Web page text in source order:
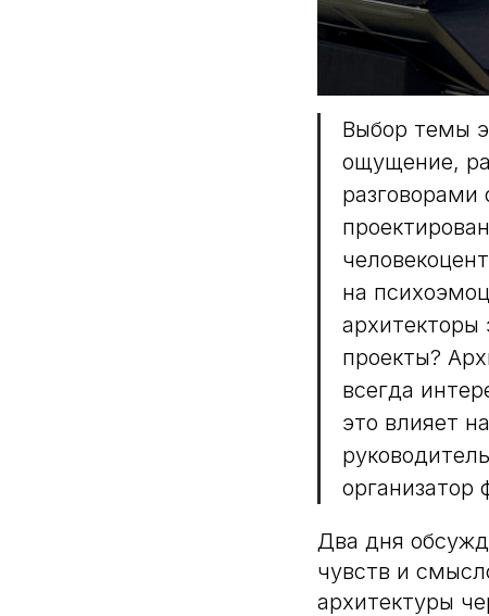
Выбор темы
ощущение,
разговорами
на
проекты?
всегда
это влияет
организатор
Два дня
чувств и
архитектуры